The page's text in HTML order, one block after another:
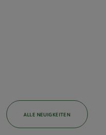
ALLE NEUIGKEITEN